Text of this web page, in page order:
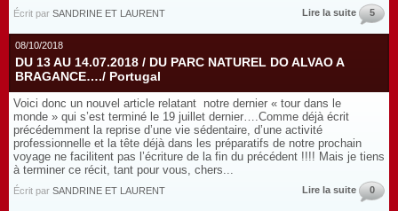
Écrit par SANDRINE ET LAURENT Lire la suite 5
08/10/2018
DU 13 AU 14.07.2018 / DU PARC NATUREL DO ALVAO A
BRAGANCE…./ Portugal
Voici donc un nouvel article relatant notre dernier « tour dans le
monde » qui s’est terminé le 19 juillet dernier….Comme déjà écrit
précédemment la reprise d’une vie sédentaire, d’une activité
professionnelle et la tête déjà dans les préparatifs de notre prochain
voyage ne facilitent pas l’écriture de la fin du précédent !!!! Mais je tiens
à terminer ce récit, tant pour vous, chers...
Écrit par SANDRINE ET LAURENT Lire la suite 0